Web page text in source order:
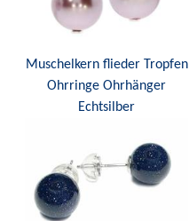
Muschelkern flieder Tropfen
Ohrringe Ohrhänger
Echtsilber